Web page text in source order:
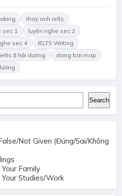
thay anh ielts
sec 1
luyện nghe sec 2
sec 4
IELTS Writing
ở hải dương
dang bai map
Search
Not Given (Đúng/Sai/Không
Family
Your Studies/Work